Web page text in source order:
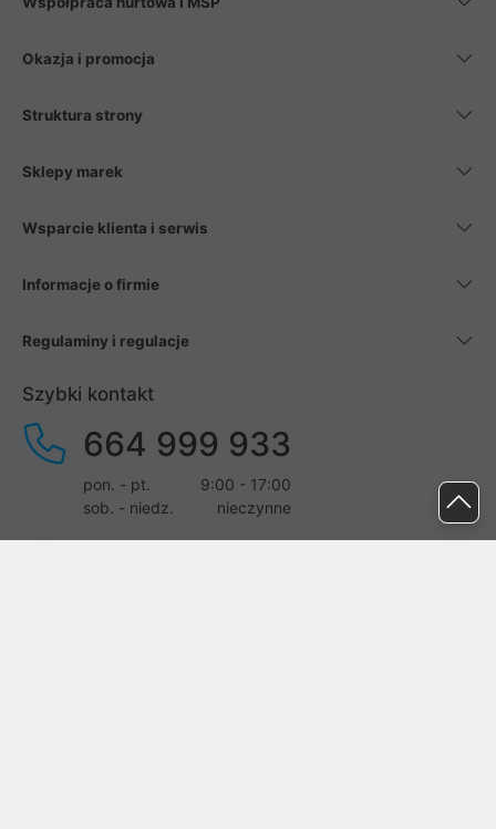
Okazja i promocja
Struktura strony
Sklepy marek
Wsparcie klienta i serwis
Informacje o firmie
Regulaminy i regulacje
Szybki kontakt
664 999 933
pon. - pt.
9:00 - 17:00
sob. - niedz.
nieczynne